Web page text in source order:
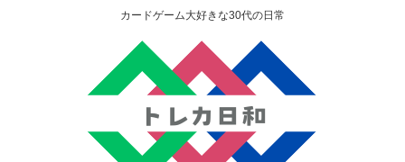
カードゲーム大好きな30代の日常